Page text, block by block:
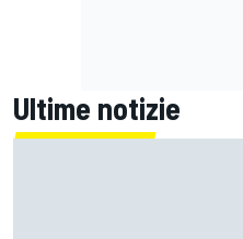
Ultime notizie